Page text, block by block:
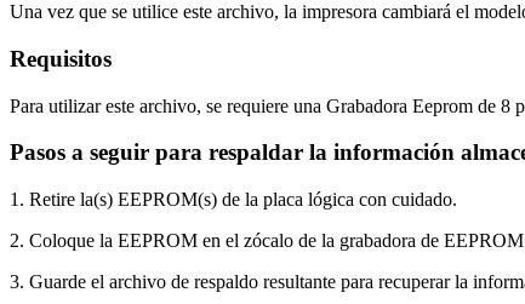
Una vez que se utilice este archivo, la impresora cambiará el
Requisitos
Para utilizar este archivo, se requiere una Grabadora Eeprom de
Pasos a seguir para respaldar la información
1. Retire la(s) EEPROM(s) de la placa lógica con cuidado.
2. Coloque la EEPROM en el zócalo de la grabadora de
3. Guarde el archivo de respaldo resultante para recuperar la